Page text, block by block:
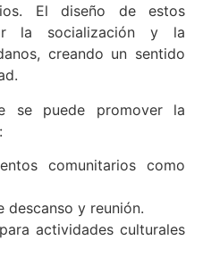
El diseño de estos
la socialización y la
creando un sentido
se puede promover la
comunitarios como
descanso y reunión.
actividades culturales